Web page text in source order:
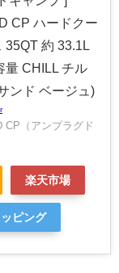
CP ハードクー
35QT 約 33.1L
量 CHILL チル
ンド ベージュ)
CP（アンプラグド
楽天市場
ピング